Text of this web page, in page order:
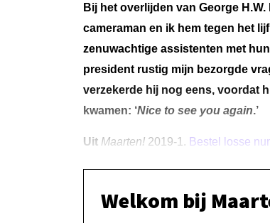
Bij het overlijden van George
cameraman en ik hem tegen het
zenuwachtige assistenten met
president rustig mijn bezorgde
verzekerde hij nog eens, voordat
kwamen: ‘Nice to see you again.’
Uit Maarten! 2019-1. Bestel losse
Welkom bij